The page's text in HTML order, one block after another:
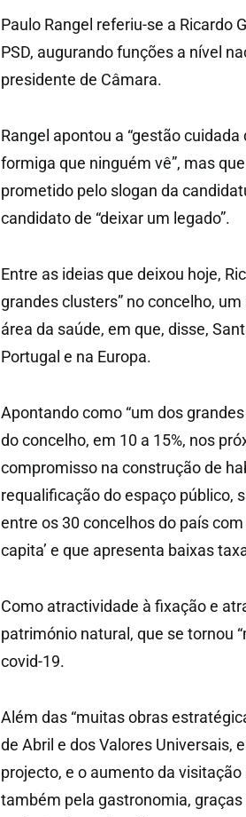
Paulo Rangel referiu-se a Ricardo
PSD, augurando funções a nível
presidente de Câmara.
Rangel apontou a “gestão
formiga que ninguém vê”, mas
prometido pelo slogan da
candidato de “deixar um legado”.
Entre as ideias que deixou hoje,
grandes clusters” no concelho,
área da saúde, em que, disse,
Portugal e na Europa.
Apontando como “um dos
do concelho, em 10 a 15%, nos
compromisso na construção de
requalificação do espaço público,
entre os 30 concelhos do país
capita’ e que apresenta baixas
Como atractividade à fixação e
património natural, que se tornou
covid-19.
Além das “muitas obras
de Abril e dos Valores Universais,
projecto, e o aumento da
também pela gastronomia,